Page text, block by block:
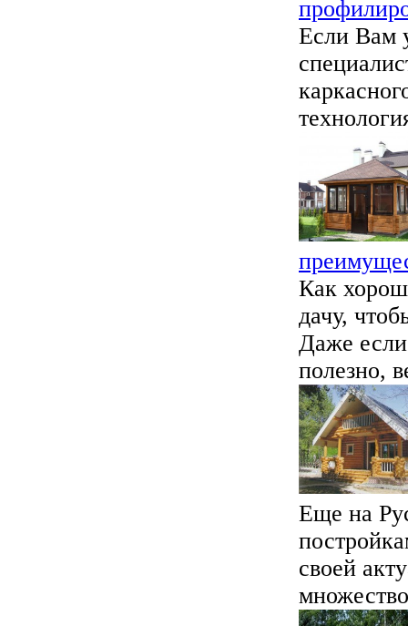
Если Вам
Как
дачу,
Даже если
полезно,
Еще на
своей